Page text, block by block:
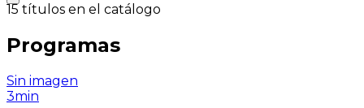
15 títulos en el catálogo
Programas
Sin imagen
3min